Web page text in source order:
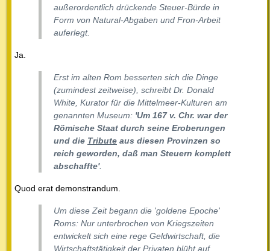
außerordentlich drückende Steuer-Bürde in
Form von Natural-Abgaben und Fron-Arbeit
auferlegt.
Ja.
Erst im alten Rom besserten sich die Dinge
(zumindest zeitweise), schreibt Dr. Donald
White, Kurator für die Mittelmeer-Kulturen am
genannten Museum: 'Um 167 v. Chr. war der
Römische Staat durch seine Eroberungen
und die Tribute aus diesen Provinzen so
reich geworden, daß man Steuern komplett
abschaffte'.
Quod erat demonstrandum.
Um diese Zeit begann die 'goldene Epoche'
Roms: Nur unterbrochen von Kriegszeiten
entwickelt sich eine rege Geldwirtschaft, die
Wirtschaftstätigkeit der Privaten blüht auf,